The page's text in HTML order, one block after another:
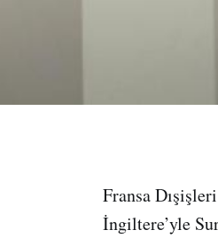
Fransa
İngiltere’yle